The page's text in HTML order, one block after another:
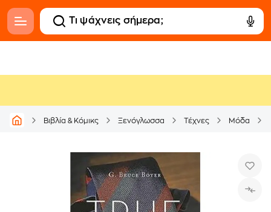
Βιβλία & Κόμικς Ξενόγλωσσα Τέχνες Μόδα